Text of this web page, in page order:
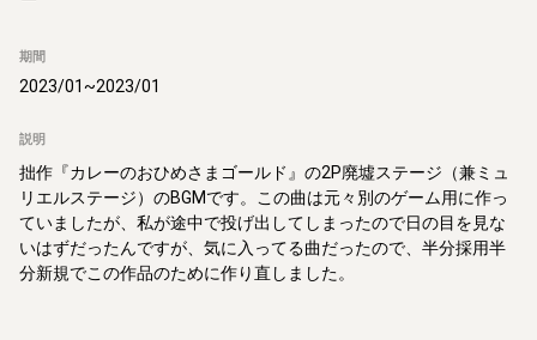
期間
2023/01~2023/01
説明
拙作『カレーのおひめさまゴールド』の2P廃墟ステージ（兼ミュ
リエルステージ）のBGMです。この曲は元々別のゲーム用に作っ
ていましたが、私が途中で投げ出してしまったので日の目を見な
いはずだったんですが、気に入ってる曲だったので、半分採用半
分新規でこの作品のために作り直しました。